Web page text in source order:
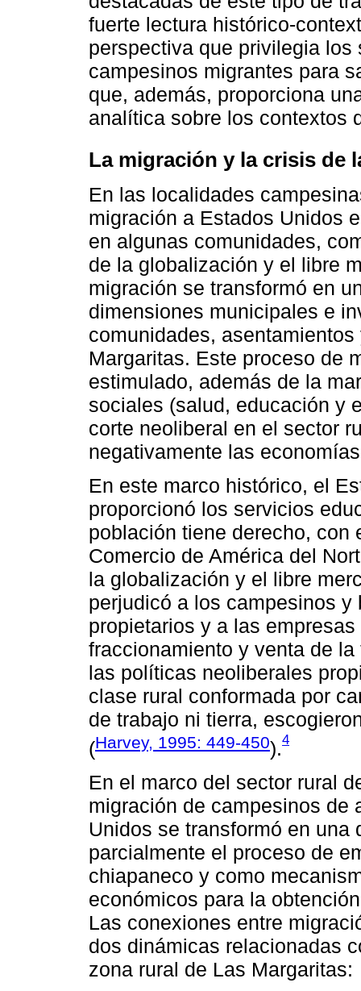
fuerte lectura histórico-
perspectiva que privilegia
campesinos migrantes para
que, además, proporciona
analítica sobre los contextos
La migración y la crisis de
En las localidades
migración a Estados Unidos
en algunas comunidades,
de la globalización y el libre
migración se transformó en
dimensiones municipales e
comunidades,
Margaritas. Este proceso de
estimulado, además de la
sociales (salud, educación y
corte neoliberal en el sector
negativamente las
En este marco histórico, el
proporcionó los servicios
población tiene derecho, con
Comercio de América del
la globalización y el libre
perjudicó a los campesinos
propietarios y a las
fraccionamiento y venta de
las políticas neoliberales
clase rural conformada por
de trabajo ni tierra,
(Harvey, 1995: 449-450).4
En el marco del sector rural
migración de campesinos de
Unidos se transformó en
parcialmente el proceso de
chiapaneco y como
económicos para la
Las conexiones entre
dos dinámicas relacionadas
zona rural de Las Margaritas: